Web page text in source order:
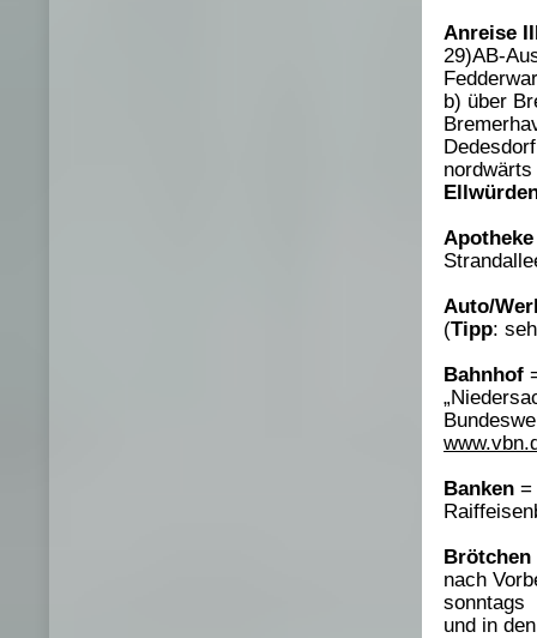
Anreise
29)AB-
b) über
Apotheke
Auto/
(Tipp:
Bahnhof
Banken =
Brötchen
nach
sonntags
und in